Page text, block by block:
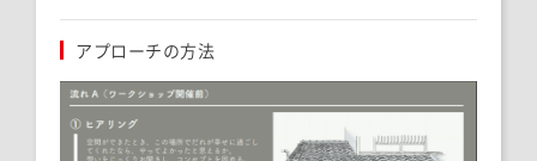
アプローチの方法